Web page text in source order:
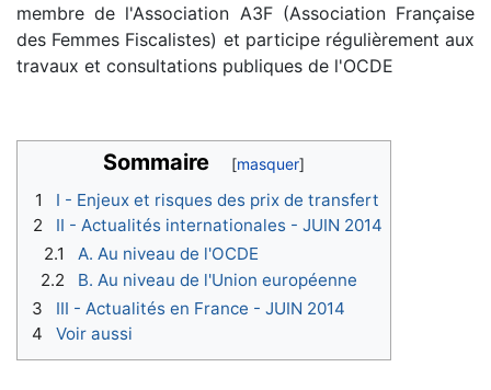
membre de l'Association A3F (Association Française
des Femmes Fiscalistes) et participe régulièrement aux
travaux et consultations publiques de l'OCDE
Sommaire
1
I - Enjeux et risques des prix de transfert
2
II - Actualités internationales - JUIN 2014
2.1
A. Au niveau de l'OCDE
2.2
B. Au niveau de l'Union européenne
3
III - Actualités en France - JUIN 2014
4
Voir aussi